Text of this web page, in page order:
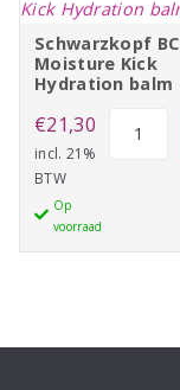
Schwarzkopf BC
Moisture Kick
Hydration balm
€21,30
incl. 21%
BTW
Op
voorraad